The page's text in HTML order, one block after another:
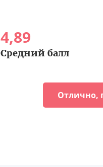
4,89
Средний балл
Отлично,